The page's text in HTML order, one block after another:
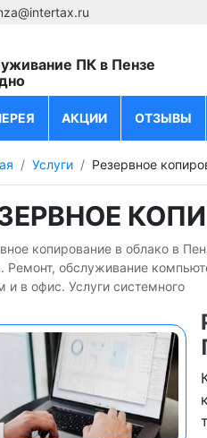
ПК в Пензе
АКЦИИ ОТЗЫВЫ
Услуги Резервное
копирование в облако в
Ремонт, обслуживание
и в офис. Услуги системного